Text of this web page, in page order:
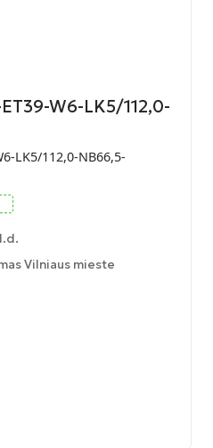
W6-LK5/112,0-
LK5/112,0-NB66,5-
Vilniaus mieste